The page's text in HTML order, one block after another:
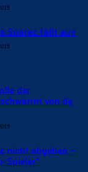
Súarez fällt aus
der
von de
nicht abgeben –
Spieler“